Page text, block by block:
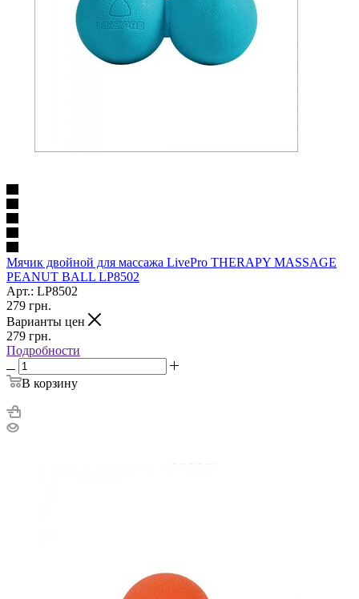
Мячик двойной для массажа LivePro THERAPY MASSAGE
PEANUT BALL LP8502
Арт.: LP8502
279 грн.
Варианты цен
279 грн.
Подробности
В корзину